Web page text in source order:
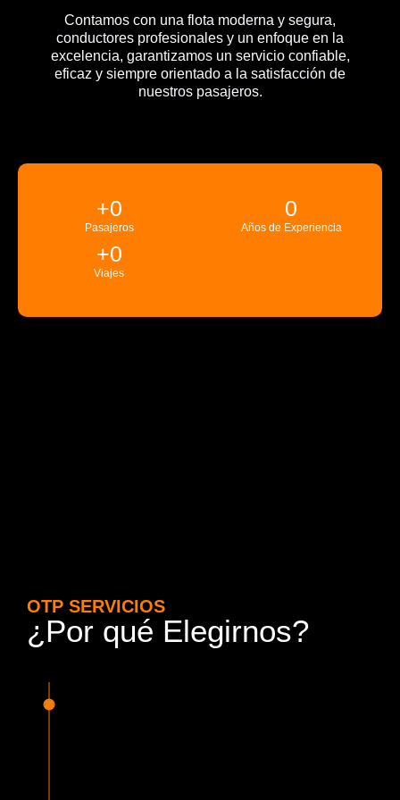
Contamos con una flota moderna y segura,
conductores profesionales y un enfoque en la
excelencia, garantizamos un servicio confiable,
eficaz y siempre orientado a la satisfacción de
nuestros pasajeros.
Pasajeros
+0
Años de Experiencia
0
Viajes
+0
OTP SERVICIOS
¿Por qué Elegirnos?